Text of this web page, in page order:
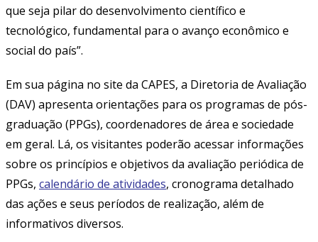
que seja pilar do desenvolvimento científico e
tecnológico, fundamental para o avanço econômico e
social do país”.
Em sua página no site da CAPES, a Diretoria de Avaliação
(DAV) apresenta orientações para os programas de pós-
graduação (PPGs), coordenadores de área e sociedade
em geral. Lá, os visitantes poderão acessar informações
sobre os princípios e objetivos da avaliação periódica de
PPGs, calendário de atividades, cronograma detalhado
das ações e seus períodos de realização, além de
informativos diversos.